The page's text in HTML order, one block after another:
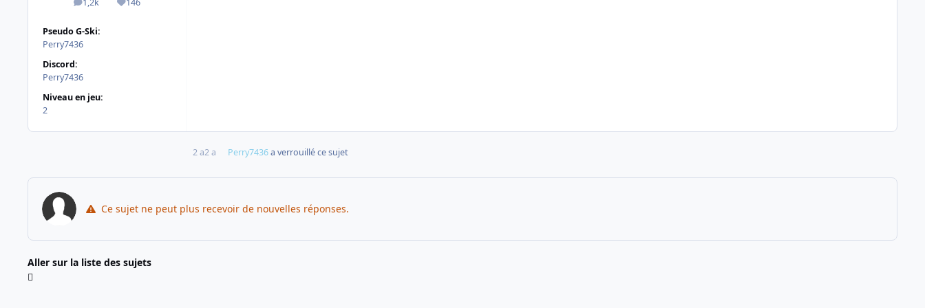
1,2k
messages146
Réputation
Pseudo G-Ski:
Perry7436
Discord:
Perry7436
Niveau en jeu:
2
2 a2 a Perry7436a verrouillé ce sujet
Ce sujet ne peut plus recevoir de nouvelles réponses.
Aller sur la liste des sujets